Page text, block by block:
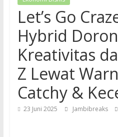
Let’s Go
Hybrid
Kreativitas
Z Lewat
Catchy &
23 Juni 2025 Jambibreaks